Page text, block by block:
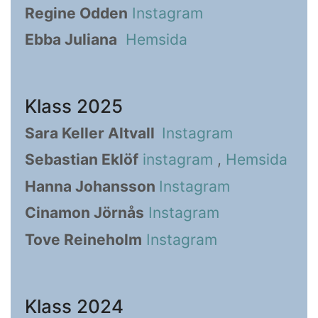
Regine Odden Instagram
Ebba Juliana Hemsida
Klass 2025
Sara Keller Altvall Instagram
Sebastian Eklöf instagram , Hemsida
Hanna Johansson Instagram
Cinamon Jörnås Instagram
Tove Reineholm Instagram
Klass 2024